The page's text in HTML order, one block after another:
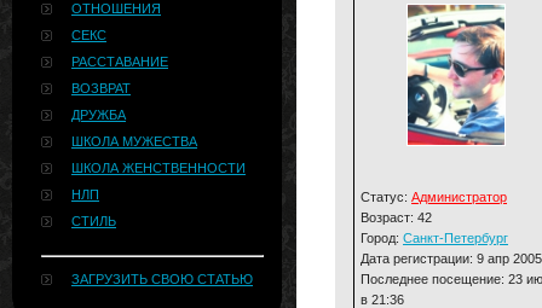
ОТНОШЕНИЯ
СЕКС
РАССТАВАНИЕ
ВОЗВРАТ
ДРУЖБА
ШКОЛА МУЖЕСТВА
ШКОЛА ЖЕНСТВЕННОСТИ
НЛП
СТИЛЬ
ЗАГРУЗИТЬ СВОЮ СТАТЬЮ
Статус: Администратор
Возраст: 42
Город: Санкт-Петербург
Дата регистрации: 9 апр 2005
Последнее посещение: 23
в 21:36